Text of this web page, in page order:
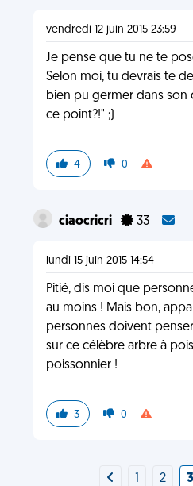
vendredi 12 juin 2015 23:59
Je pense que tu ne te
Selon moi, tu devrais te
bien pu germer dans son
ce point?!" ;)
4 0
ciaocricri 33
lundi 15 juin 2015 14:54
Pitié, dis moi que
au moins ! Mais bon,
personnes doivent
sur ce célèbre arbre à
poissonnier !
3 0
2 3